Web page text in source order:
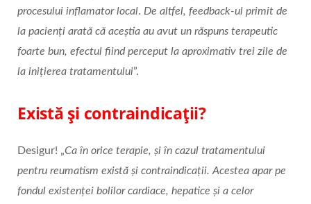
procesului inflamator local. De altfel, feedback-ul primit de
la pacienți arată că aceștia au avut un răspuns terapeutic
foarte bun, efectul fiind perceput la aproximativ trei zile de
la inițierea tratamentului”.
Există și contraindicații?
Desigur! „Ca în orice terapie, și în cazul tratamentului
pentru reumatism există și contraindicații. Acestea apar pe
fondul existenței bolilor cardiace, hepatice și a celor